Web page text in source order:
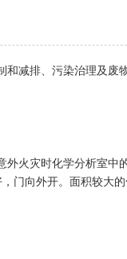
减排、污染治理及废
火灾时化学分析室中
门向外开。面积较大